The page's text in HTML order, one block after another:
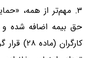
حق بیمه اضافه شده و
کارگران